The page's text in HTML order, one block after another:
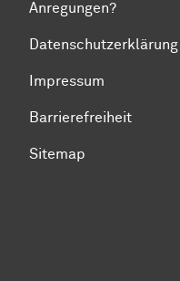
Anregungen?
Datenschutzerklärung
Impressum
Barrierefreiheit
Sitemap